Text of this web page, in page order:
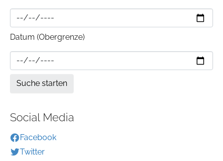
Datum (Obergrenze)
Social Media
Facebook
Twitter